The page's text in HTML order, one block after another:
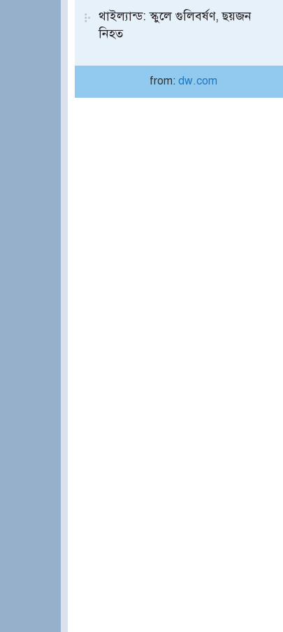
থাইল্যান্ড: স্কুলে গুলিবর্ষণ, ছয়জন
নিহত
from: dw.com